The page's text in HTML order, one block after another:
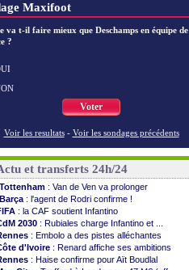
Maxifoot
va t-il faire mieux que Deschamps en équipe de
?
Voter
Voir les resultats - Voir les sondages précédents
et transferts 24h/24
Tottenham : Van de Ven va prolonger
Barça : l'agent de Rodri confirme !
: la CAF soutient Infantino
2030 : Rubiales charge Infantino et ...
: Embolo a des pistes alléchantes
d'Ivoire : Renard affiche ses ambitions
: Haise confirme pour Aït Boudlal